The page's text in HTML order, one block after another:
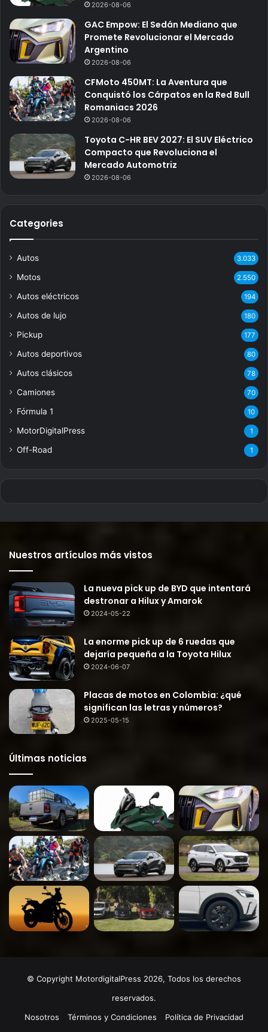
2026-08-06
GAC Empow: El Sedán Mediano que
Promete Revolucionar el Mercado
Argentino
2026-08-06
CFMoto 450MT: La Aventura que
Conquistó los Cárpatos en la Red Bull
Romaniacs 2026
2026-08-06
Toyota C-HR BEV 2027: El SUV Eléctrico
Compacto que Revoluciona el
Mercado Automotriz
2026-08-06
Categories
Autos 3.033
Motos 2.550
Autos eléctricos 194
Autos de lujo 180
Pickup 177
Autos deportivos 80
Autos clásicos 78
Camiones 70
Fórmula 1 10
MotorDigitalPress 1
Off-Road 1
Nuestros artículos más vistos
La nueva pick up de BYD que intentará
destronar a Hilux y Amarok
2024-05-22
La enorme pick up de 6 ruedas que
dejaría pequeña a la Toyota Hilux
2024-06-07
Placas de motos en Colombia: ¿qué
significan las letras y números?
2025-05-15
Últimas noticias
© Copyright MotordigitalPress 2026, Todos los derechos
reservados.
Nosotros
Términos y Condiciones Política de Privacidad